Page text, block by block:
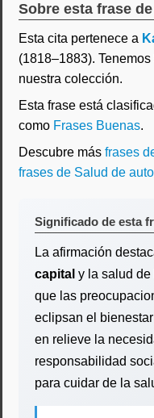
Sobre esta frase
Esta cita pertenece a
(1818–1883). Tenemos
nuestra colección.
Esta frase está
como Frases Buenas.
Descubre más frases
frases de Salud de
Significado de esta
La afirmación
capital y la salud
que las
eclipsan el
en relieve la
responsabilidad
para cuidar de la